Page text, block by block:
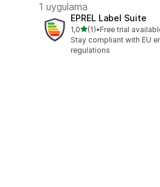
1 uygulama
EPREL Label Suite
1,05 yıldız üzerinden
(1)
toplam 1 değerlendirme
•Free trial
Stay compliant with EU
regulations